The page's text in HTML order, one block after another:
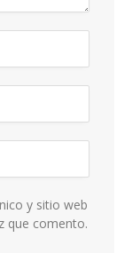
y sitio web
que comento.